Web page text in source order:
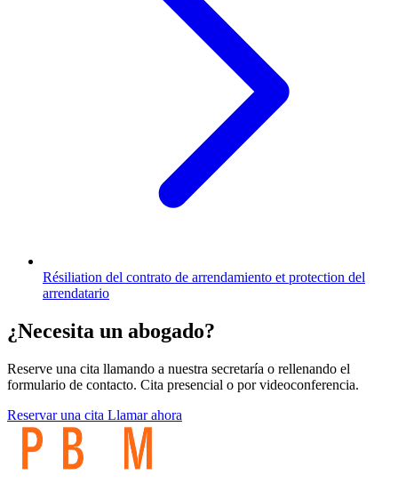
Résiliation del contrato de arrendamiento et protection del
arrendatario
¿Necesita un abogado?
Reserve una cita llamando a nuestra secretaría o rellenando el
formulario de contacto. Cita presencial o por videoconferencia.
Reservar una cita Llamar ahora